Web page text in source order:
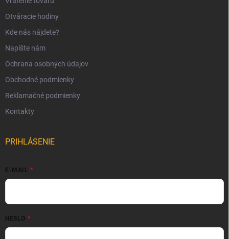
Otváracie hodiny
Kde nás nájdete?
Napíšte nám
Ochrana osobných údajov
Obchodné podmienky
Reklamačné podmienky
Kontakty
PRIHLÁSENIE
E-MAIL
HESLO